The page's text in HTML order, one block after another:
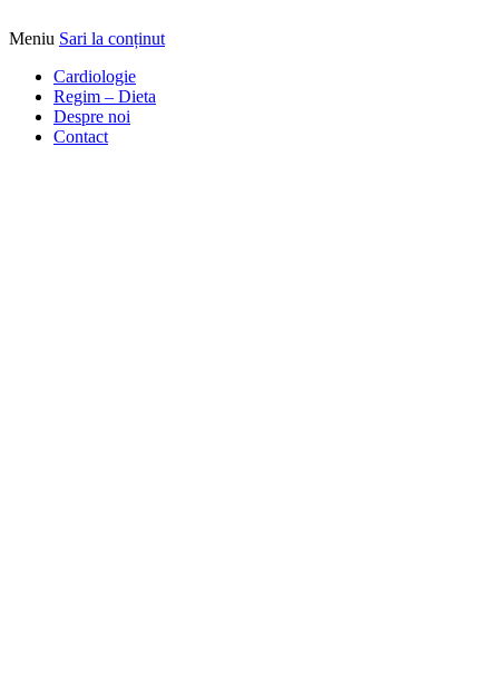
DrBendo.ro
Alimentatia sa iti fie medicatia
Meniu Sari la conținut
Cardiologie
Regim – Dieta
Despre noi
Contact